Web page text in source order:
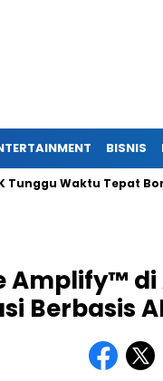
BISNIS
Waktu Tepat Bongkar
Amplify™ di
Berbasis